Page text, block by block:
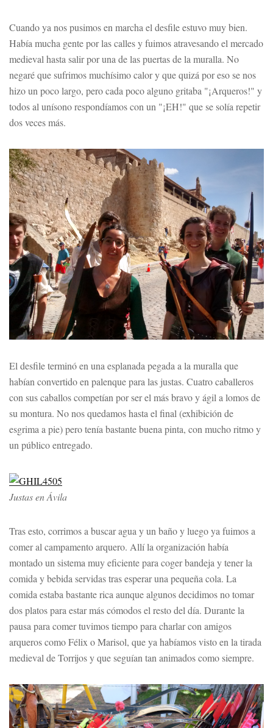
Cuando ya nos pusimos en marcha el desfile estuvo muy bien.
Había mucha gente por las calles y fuimos atravesando el mercado
medieval hasta salir por una de las puertas de la muralla. No
negaré que sufrimos muchísimo calor y que quizá por eso se nos
hizo un poco largo, pero cada poco alguno gritaba "¡Arqueros!" y
todos al unísono respondíamos con un "¡EH!" que se solía repetir
dos veces más.
El desfile terminó en una esplanada pegada a la muralla que
habían convertido en palenque para las justas. Cuatro caballeros
con sus caballos competían por ser el más bravo y ágil a lomos de
su montura. No nos quedamos hasta el final (exhibición de
esgrima a pie) pero tenía bastante buena pinta, con mucho ritmo y
un público entregado.
Justas en Ávila
Tras esto, corrimos a buscar agua y un baño y luego ya fuimos a
comer al campamento arquero. Allí la organización había
montado un sistema muy eficiente para coger bandeja y tener la
comida y bebida servidas tras esperar una pequeña cola. La
comida estaba bastante rica aunque algunos decidimos no tomar
dos platos para estar más cómodos el resto del día. Durante la
pausa para comer tuvimos tiempo para charlar con amigos
arqueros como Félix o Marisol, que ya habíamos visto en la tirada
medieval de Torrijos y que seguían tan animados como siempre.